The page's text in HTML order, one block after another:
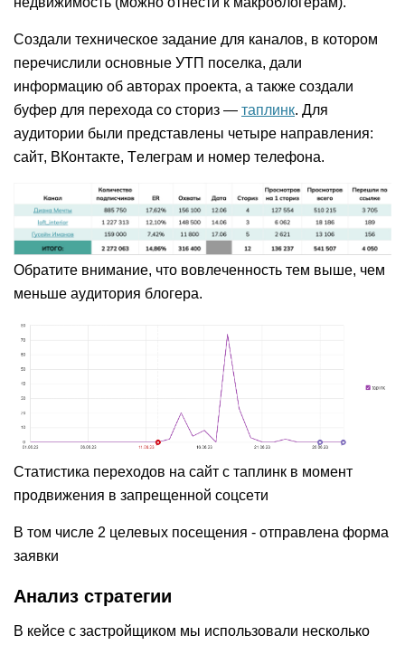
Создали техническое задание для каналов, в котором
перечислили основные УТП поселка, дали
информацию об авторах проекта, а также создали
буфер для перехода со сториз — таплинк. Для
аудитории были представлены четыре направления:
сайт, ВКонтакте, Телеграм и номер телефона.
Обратите внимание, что вовлеченность тем выше, чем
меньше аудитория блогера.
Статистика переходов на сайт с таплинк в момент
продвижения в запрещенной соцсети
В том числе 2 целевых посещения - отправлена форма
заявки
Анализ стратегии
В кейсе с застройщиком мы использовали несколько